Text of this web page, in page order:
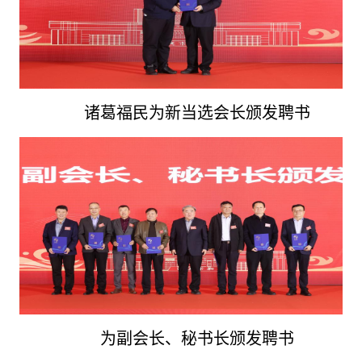
诸葛福民为新当选会长颁发聘书
为副会长、秘书长颁发聘书